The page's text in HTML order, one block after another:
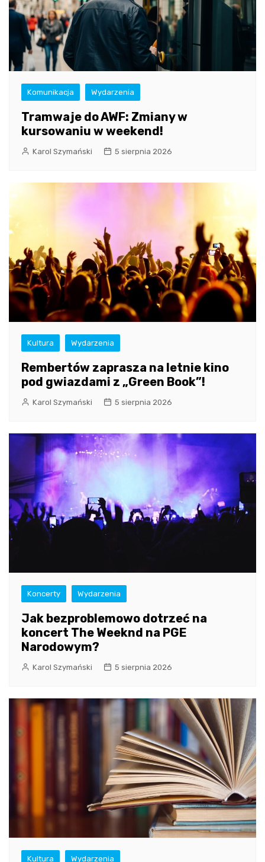
Komunikacja Wydarzenia
Tramwaje do AWF: Zmiany w
kursowaniu w weekend!
Karol Szymański 5 sierpnia 2026
Kultura Wydarzenia
Rembertów zaprasza na letnie kino
pod gwiazdami z „Green Book”!
Karol Szymański 5 sierpnia 2026
Koncerty Wydarzenia
Jak bezproblemowo dotrzeć na
koncert The Weeknd na PGE
Narodowym?
Karol Szymański 5 sierpnia 2026
Kultura Wydarzenia